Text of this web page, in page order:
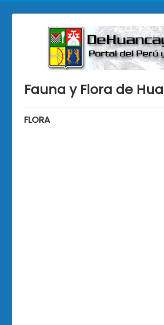
Fauna y Flora de
FLORA